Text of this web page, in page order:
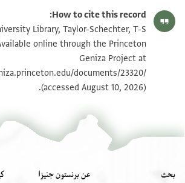
T-S Misc.22.250 1v
بيان أذونات الصورة
How to cite this record:
Library, Taylor-Schechter, T-S
online through the Princeton
Geniza Project at
documents/23320/
(accessed August 10, 2026).
بحث عن برنستون جنيزا